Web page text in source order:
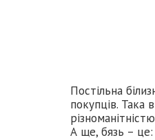
Постільна
покупців. Така
А ще, бязь – це: